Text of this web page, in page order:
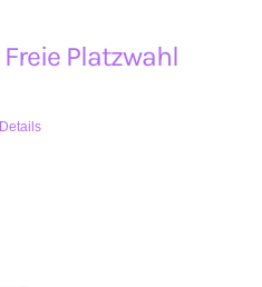
Platzwahl
Details